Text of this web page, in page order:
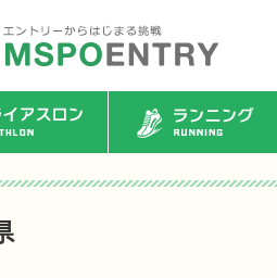
アスロン ランニング